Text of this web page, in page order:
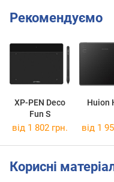
Рекомендуємо
XP-PEN Deco
Fun S
Huion
від 1 802 грн. від 1
Корисні